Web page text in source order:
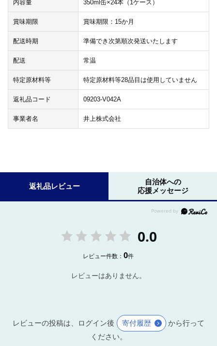
内容量 350ml缶×24本（1ケース）
賞味期限 賞味期限：15か月
配送時期 準備でき次第順次発送いたします
配送 常温
特定原材料等 特定原材料等28品目は使用していません
返礼品コード 09203-V042A
事業者名 井上株式会社
返礼品レビュー
自治体への
応援メッセージ
0.0
レビュー件数：0件
レビューはありません。
レビューの投稿は、ログイン後 寄付履歴
から行って
ください。